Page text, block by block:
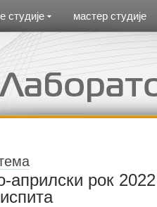
студије мастер студије
априлски рок